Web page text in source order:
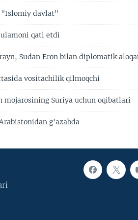
"Islomiy davlat"
ulamoni qatl etdi
Sudan Eron bilan diplomatik
vositachilik qilmoqchi
mojarosining Suriya uchun oqibatlari
g'azabda